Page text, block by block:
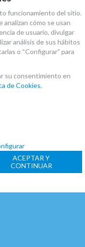
funcionamiento del sitio.
cómo se usan
de usuario, divulgar
análisis de sus hábitos
o “Configurar” para
su consentimiento en
de Cookies.
ACEPTAR Y
CONTINUAR